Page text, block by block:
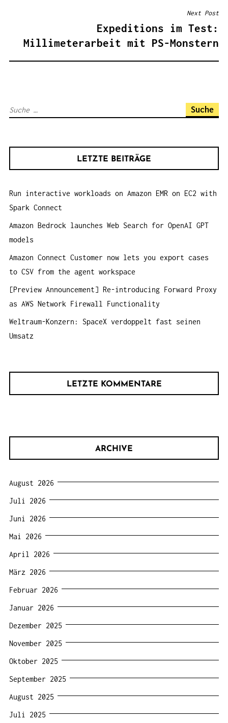
I
I
Next Post
Expeditions im Test:
Millimeterarbeit mit PS-Monstern
S
a
c
h
:
LETZTE BEITRÄGE
Run interactive workloads on Amazon EMR on EC2 with
Spark Connect
Amazon Bedrock launches Web Search for OpenAI GPT
models
Amazon Connect Customer now lets you export cases
to CSV from the agent workspace
[Preview Announcement] Re-introducing Forward Proxy
as AWS Network Firewall Functionality
Weltraum-Konzern: SpaceX verdoppelt fast seinen
Umsatz
LETZTE KOMMENTARE
ARCHIVE
August 2026
Juli 2026
Juni 2026
Mai 2026
April 2026
März 2026
Februar 2026
Januar 2026
Dezember 2025
November 2025
Oktober 2025
September 2025
August 2025
Juli 2025